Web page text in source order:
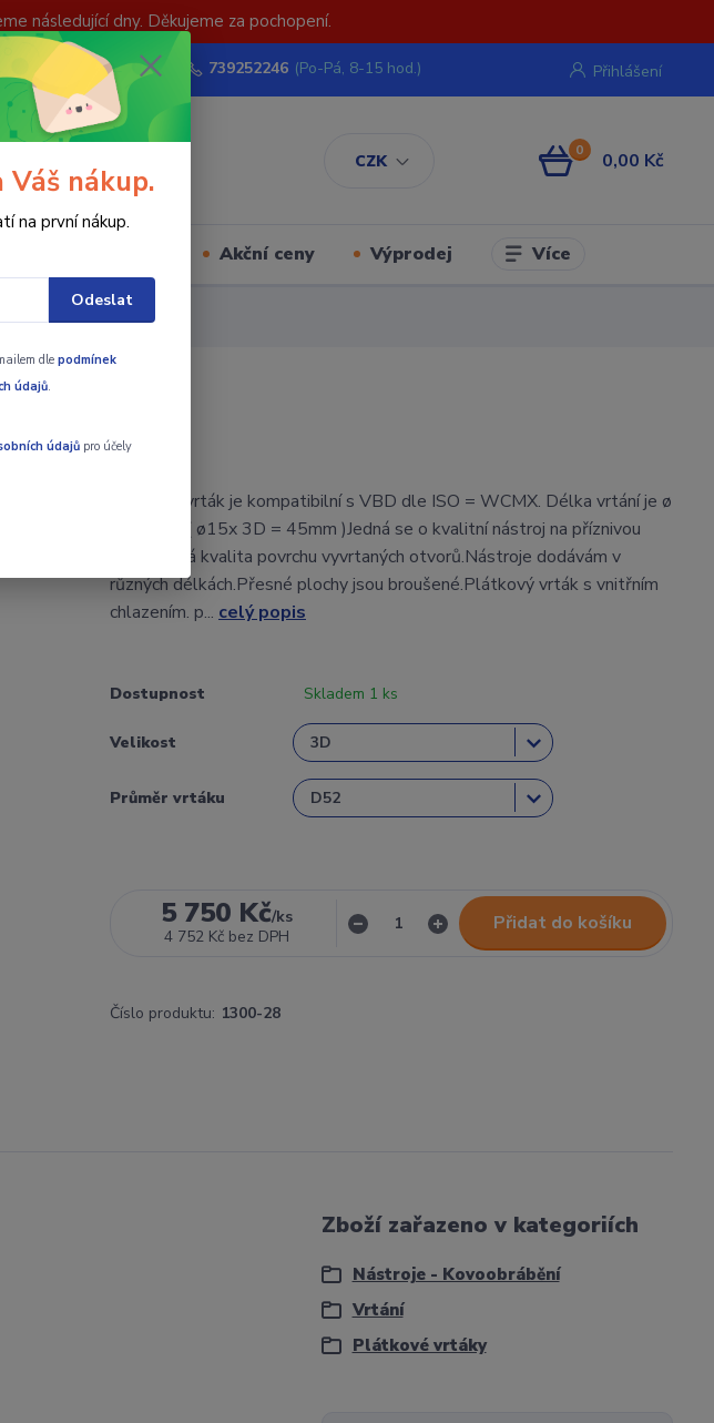
následující dny. Děkujeme za pochopení.
CZK
Přihlášení
Nevíte si rady? Zavolejte. 739252246 (Po-Pá, 8-15 hod.)
0 0,00 Kč
Akční ceny Výprodej Více
Plátkový vrták je kompatibilní s VBD dle ISO = WCMX. Délka vrtání je ø
x 2D,3D....( ø15x 3D = 45mm )Jedná se o kvalitní nástroj na příznivou
cenu.Dobrá kvalita povrchu vyvrtaných otvorů.Nástroje dodávám v
různých délkách.Přesné plochy jsou broušené.Plátkový vrták s vnitřním
chlazením. p... celý popis
Dostupnost Skladem 1 ks
Velikost
Průměr vrtáku
5 750 Kč/ks
4 752 Kč bez DPH
Přidat do košíku
Číslo produktu: 1300-28
Zboží zařazeno v kategoriích
Nástroje - Kovoobrábění
Vrtání
Plátkové vrtáky
nákup.
na první nákup.
Odeslat
dlepodmínek
údajů.
údajůpro účely